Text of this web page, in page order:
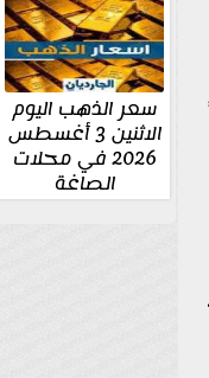
سعر الذهب اليوم
الاثنين 3 أغسطس
2026 في محلات
الصاغة